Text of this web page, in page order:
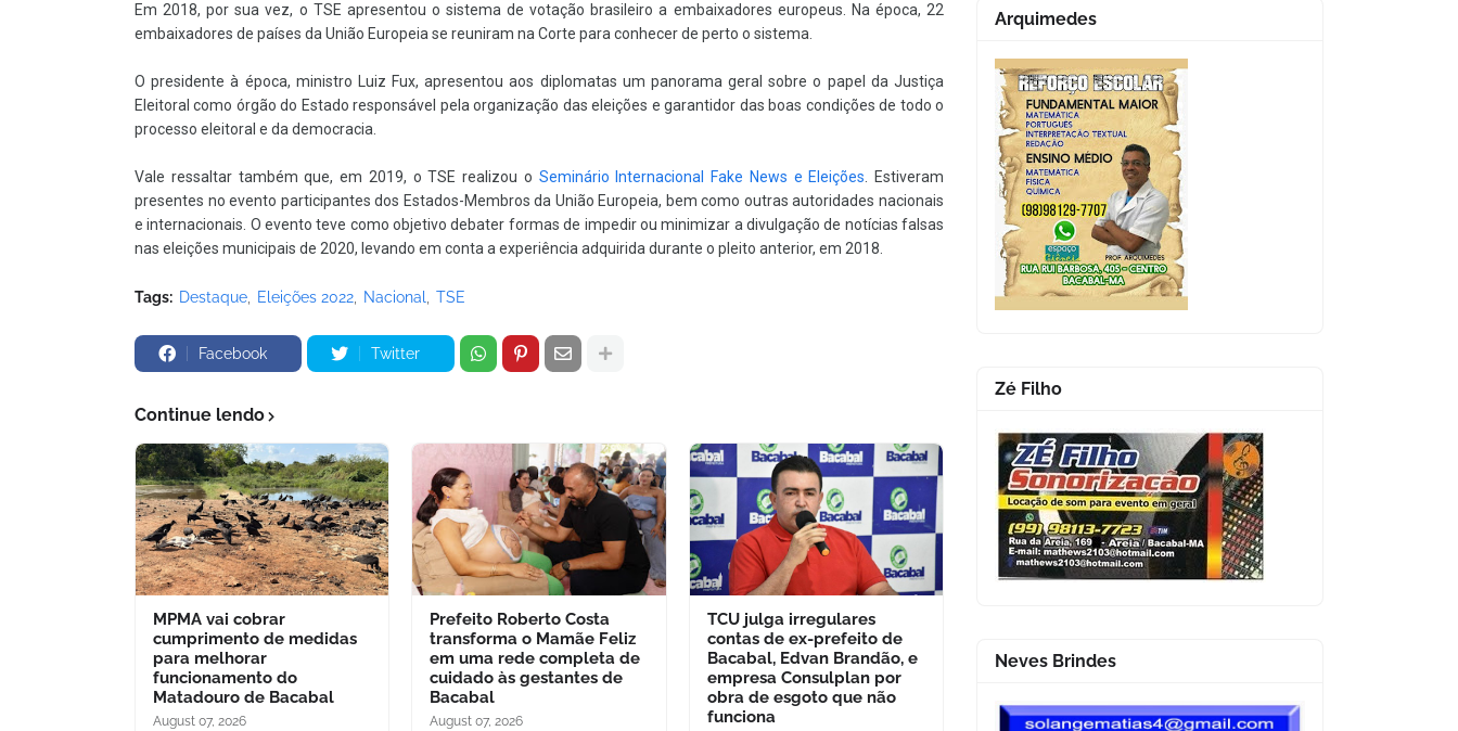
Em 2018, por sua vez, o TSE apresentou o sistema de votação brasileiro a embaixadores europeus. Na época, 22
embaixadores de países da União Europeia se reuniram na Corte para conhecer de perto o sistema.
O presidente à época, ministro Luiz Fux, apresentou aos diplomatas um panorama geral sobre o papel da Justiça
Eleitoral como órgão do Estado responsável pela organização das eleições e garantidor das boas condições de todo o
processo eleitoral e da democracia.
Vale ressaltar também que, em 2019, o TSE realizou o Seminário Internacional Fake News e Eleições. Estiveram
presentes no evento participantes dos Estados-Membros da União Europeia, bem como outras autoridades nacionais
e internacionais. O evento teve como objetivo debater formas de impedir ou minimizar a divulgação de notícias falsas
nas eleições municipais de 2020, levando em conta a experiência adquirida durante o pleito anterior, em 2018.
Tags: Destaque Eleições 2022 Nacional TSE
Facebook Twitter
Continue lendo
MPMA vai cobrar
cumprimento de medidas
para melhorar
funcionamento do
Matadouro de Bacabal
August 07, 2026
Prefeito Roberto Costa
transforma o Mamãe Feliz
em uma rede completa de
cuidado às gestantes de
Bacabal
August 07, 2026
TCU julga irregulares
contas de ex-prefeito de
Bacabal, Edvan Brandão, e
empresa Consulplan por
obra de esgoto que não
funciona
Arquimedes
Zé Filho
Neves Brindes